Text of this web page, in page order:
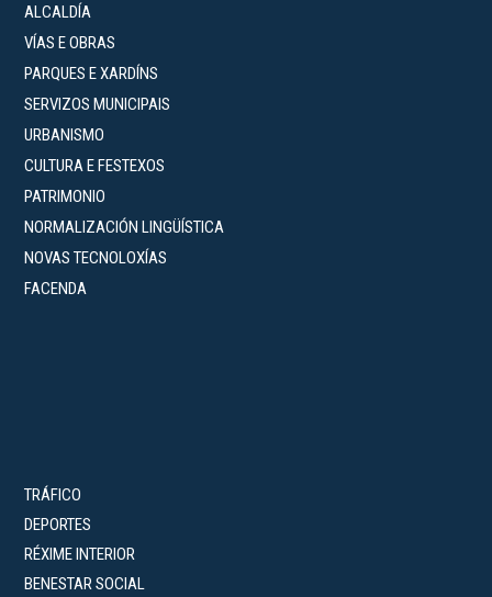
ALCALDÍA
VÍAS E OBRAS
PARQUES E XARDÍNS
SERVIZOS MUNICIPAIS
URBANISMO
CULTURA E FESTEXOS
PATRIMONIO
NORMALIZACIÓN LINGÜÍSTICA
NOVAS TECNOLOXÍAS
FACENDA
TRÁFICO
DEPORTES
RÉXIME INTERIOR
BENESTAR SOCIAL